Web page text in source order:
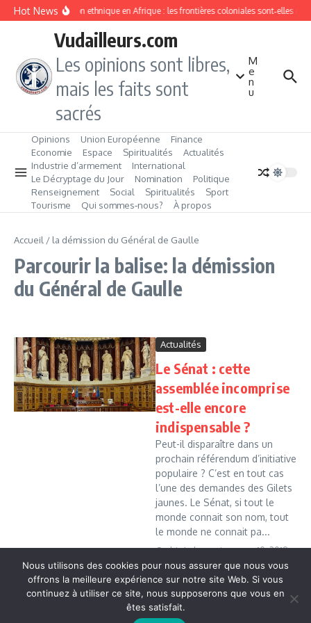
Aller au contenu
Hot NewsDivision ethnique en Afrique : les frontières coloniales sont‑elles
Vudailleurs.com
Les opinions sont libres,
mais les faits sont
sacrés
M
e
n
u
Opinions Union Européenne
Finance
Economie
Espace Spiritualités
Actualités
Industrie d’armement
International
Le Décryptage du Jour
Nomination
Politique
Renseignement
Social Spiritualités
Sport
Tourisme
Qui sommes‑nous? À propos
Accueil / la démission du Général de Gaulle
Parcourir la balise: la démission
du Général de Gaulle
Actualités
Le Sénat : cette
assemblée incomprise
est-elle encore
indispensable ?
Peut-il disparaître dans un
prochain référendum d’initiative
populaire ? C’est en tout cas
l’une des demandes des Gilets
jaunes. Le Sénat, si tout le
monde connait son nom, tout
le monde ne connait pa...
Cedric Leboussi mars 10, 2019
Read More
Copyright © 2026 Vudailleurs.com | Réalisé par
Nous utilisons des cookies pour nous assurer que nous vous
offrons la meilleure expérience sur notre site Web. Si vous
continuez à utiliser ce site, nous supposerons que vous en
êtes satisfait.